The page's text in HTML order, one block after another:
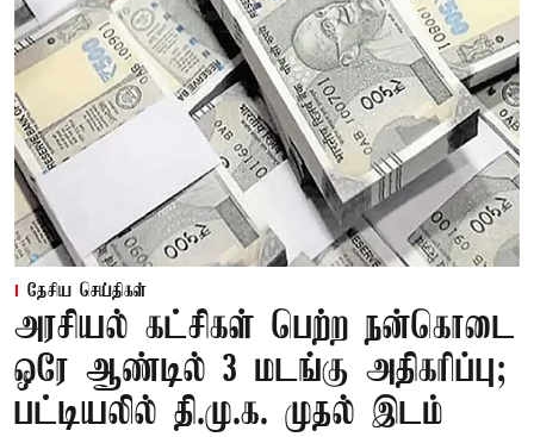
தேசிய செய்திகள்
அரசியல் கட்சிகள் பெற்ற நன்கொடை
ஒரே ஆண்டில் 3 மடங்கு அதிகரிப்பு;
பட்டியலில் தி.மு.க. முதல் இடம்